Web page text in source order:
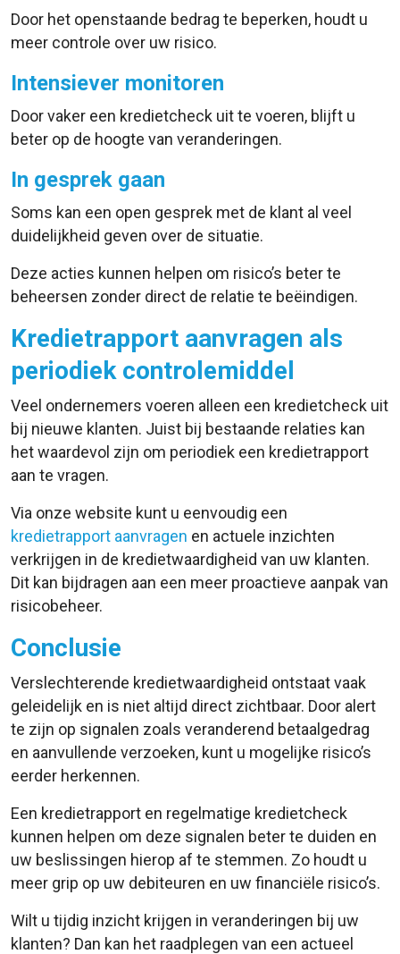
Door het openstaande bedrag te beperken, houdt u
meer controle over uw risico.
Intensiever monitoren
Door vaker een kredietcheck uit te voeren, blijft u
beter op de hoogte van veranderingen.
In gesprek gaan
Soms kan een open gesprek met de klant al veel
duidelijkheid geven over de situatie.
Deze acties kunnen helpen om risico’s beter te
beheersen zonder direct de relatie te beëindigen.
Kredietrapport aanvragen als
periodiek controlemiddel
Veel ondernemers voeren alleen een kredietcheck uit
bij nieuwe klanten. Juist bij bestaande relaties kan
het waardevol zijn om periodiek een kredietrapport
aan te vragen.
Via onze website kunt u eenvoudig een
kredietrapport aanvragen en actuele inzichten
verkrijgen in de kredietwaardigheid van uw klanten.
Dit kan bijdragen aan een meer proactieve aanpak van
risicobeheer.
Conclusie
Verslechterende kredietwaardigheid ontstaat vaak
geleidelijk en is niet altijd direct zichtbaar. Door alert
te zijn op signalen zoals veranderend betaalgedrag
en aanvullende verzoeken, kunt u mogelijke risico’s
eerder herkennen.
Een kredietrapport en regelmatige kredietcheck
kunnen helpen om deze signalen beter te duiden en
uw beslissingen hierop af te stemmen. Zo houdt u
meer grip op uw debiteuren en uw financiële risico’s.
Wilt u tijdig inzicht krijgen in veranderingen bij uw
klanten? Dan kan het raadplegen van een actueel